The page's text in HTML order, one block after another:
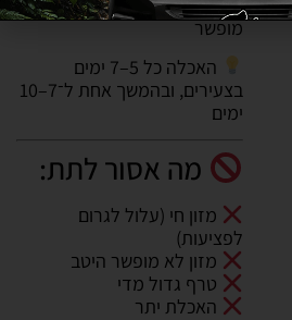
מומלץ להאכיל במזון קפוא
מופשר
האכלה כל 5–7 ימים
בצעירים, ובהמשך אחת ל־7–10
ימים
מה אסור לתת:
מזון חי (עלול לגרום
לפציעות)
מזון לא מופשר היטב
טרף גדול מדי
האכלת יתר